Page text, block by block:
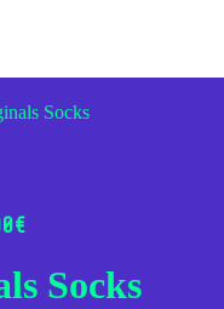
Socks
€
Socks